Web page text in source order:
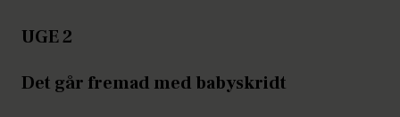
UGE 2
Det går fremad med babyskridt